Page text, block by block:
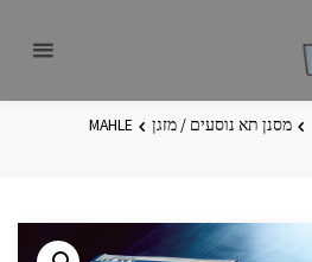
מסנן תא נוסעים / מזגן
MAHLE